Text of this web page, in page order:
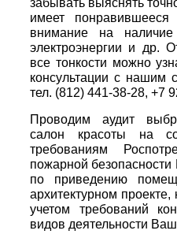
забывать выяснять
имеет
внимание на наличие
электроэнергии и др.
все тонкости можно
консультации с нашим
тел. (812) 441-38-28, +7
Проводим аудит
салон красоты на
требованиям
пожарной
по приведению
архитектурном
учетом требований
видов деятельности